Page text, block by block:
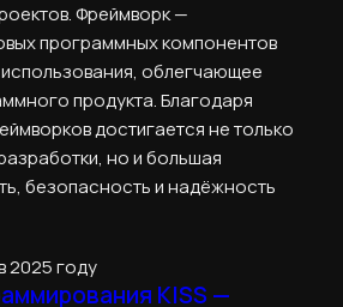
Фреймворк —
программных компонентов
облегчающее
продукта. Благодаря
достигается не только
но и большая
безопасность и надёжность
2025 году
KISS —